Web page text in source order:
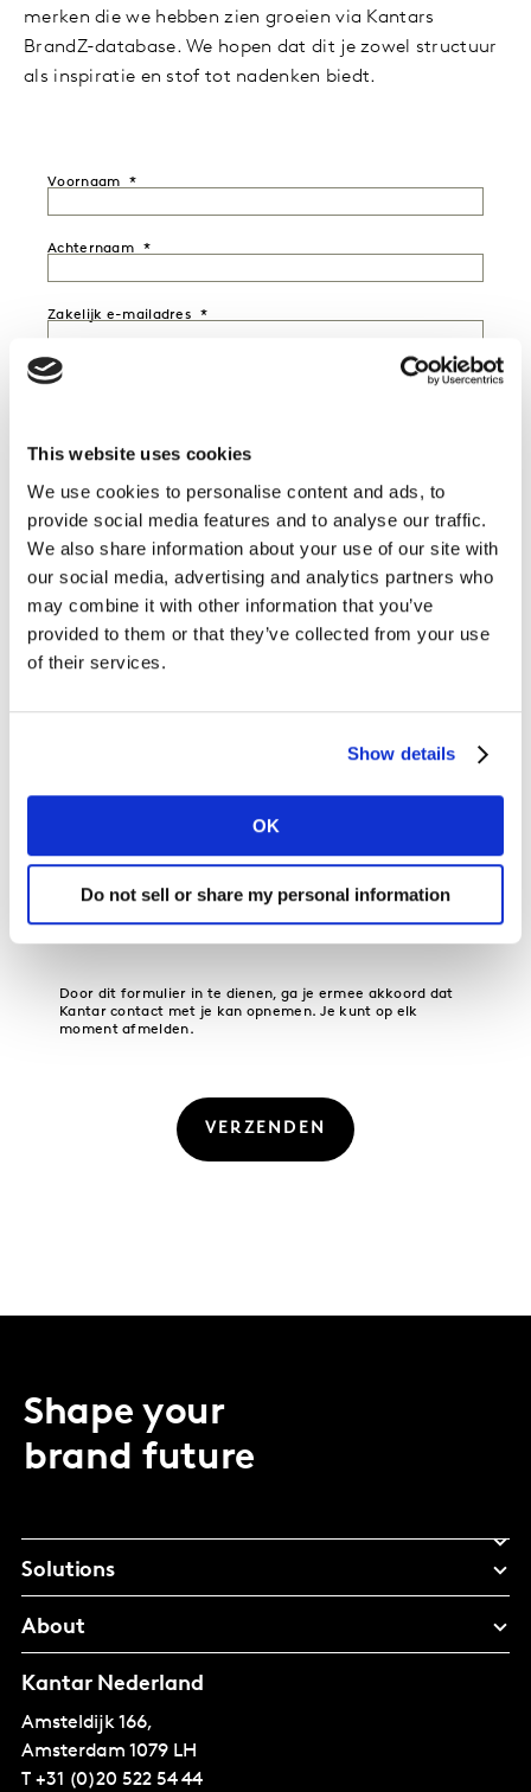
This website uses cookies
We use cookies to personalise content and ads, to
provide social media features and to analyse our traffic.
We also share information about your use of our site with
our social media, advertising and analytics partners who
may combine it with other information that you’ve
provided to them or that they’ve collected from your use
of their services.
Show details
OK
Do not sell or share my personal information
merken die we hebben zien groeien via Kantars
BrandZ-database. We hopen dat dit je zowel structuur
als inspiratie en stof tot nadenken biedt.
Voornaam
Achternaam
Zakelijk e-mailadres
Telefoonnummer
Bedrijf
Industrie
Functie
Ik wil marketingcommunicatie van Kantar ontvangen.
Ik ga akkoord met de algemene voorwaarden van
Kantar en bevestig dat ik de privacyverklaring van
Kantar heb begrepen.
Door dit formulier in te dienen, ga je ermee akkoord dat
Kantar contact met je kan opnemen. Je kunt op elk
moment afmelden.
VERZENDEN
Shape your
brand future
Solutions
About
Kantar Nederland
Amsteldijk 166,
Amsterdam 1079 LH
T +31 (0)20 522 54 44